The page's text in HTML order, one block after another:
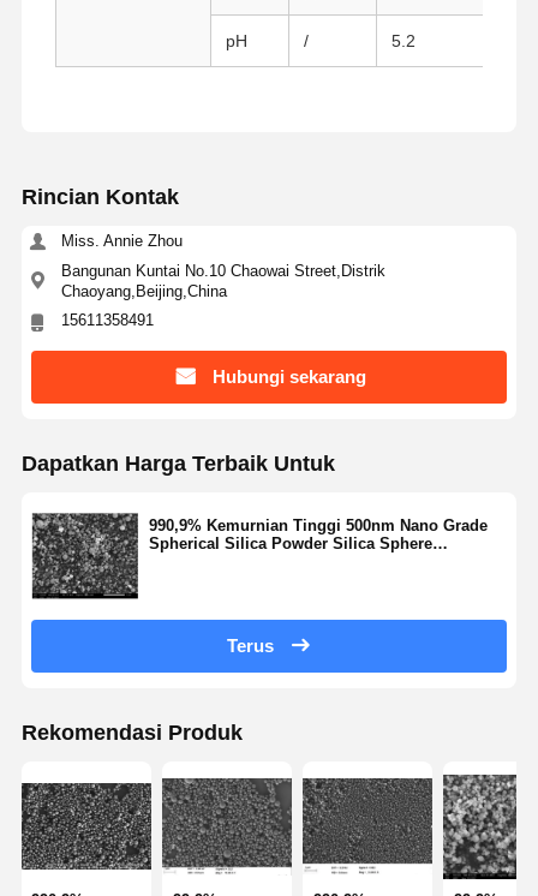
Rumah Produk
Kualitas
Kami
Request
Mikrosfer Silika Monodisperse
Mikrosfer Silika Berongga
Bubuk Silika Menyatu
Bubuk Nano Silika
pH / 5.2
Rincian Kontak
Miss. Annie Zhou
Bangunan Kuntai No.10 Chaowai Street,Distrik
Chaoyang,Beijing,China
15611358491
Hubungi sekarang
Dapatkan Harga Terbaik Untuk
990,9% Kemurnian Tinggi 500nm Nano Grade
Spherical Silica Powder Silica Sphere
Terus
Rekomendasi Produk